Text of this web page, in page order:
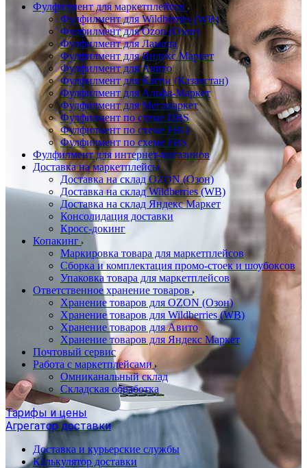
Фулфилмент для маркетплейсов
Фулфилмент для Wildberries (WB)
Фулфилмент для Ozon (Озон)
Фулфилмент для Ламода
Фулфилмент для Яндекс Маркет
Фулфилмент для Авито
Фулфилмент для Каспи (Казахстан)
Фулфилмент для Альфа-Маркет
Фулфилмент для Мегамаркет
Фулфилмент по схеме DBS
Фулфилмент по схеме FBO
Фулфилмент по схеме FBS
Фулфилмент для интернет-магазинов
Доставка на маркетплейсы
Доставка на склад OZON (Озон)
Доставка на склад Wildberries (WB)
Доставка на склад Яндекс Маркет
Консолидация доставки
Кросс-докинг
Копакинг
Маркировка товара для маркетплейсов
Сборка и комплектация промо-стоек и шоубоксов
Упаковка товара для маркетплейсов
Ответственное хранение товаров
Хранение товаров для OZON (Озон)
Хранение товаров для Wildberries (WB)
Хранение товаров для Авито
Хранение товаров для Яндекс Маркет
Почтовый сервис
Работа с маркетплейсами
Омниканальный склад
Складская обработка
Тарифы и цены
Агрегатор доставки
Доставка и курьерские службы
Калькулятор доставки